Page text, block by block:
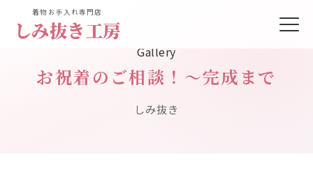
着物お手入れ専門店
しみ抜き工房
Gallery
お祝着のご相談！～完成まで
しみ抜き